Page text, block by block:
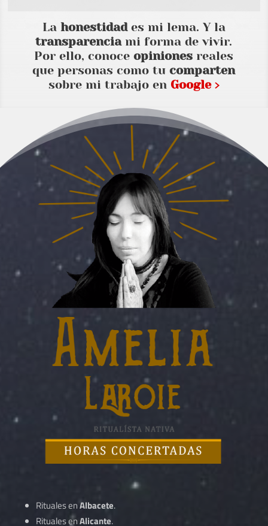
La honestidades mi lema. Y la
transparenciami forma de vivir.
Por ello, conoceopiniones reales
que personas como tucomparten
sobre mi trabajo en Google ›
Rituales enAlbacete.
Rituales enAlicante.